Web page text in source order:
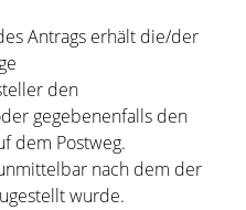
Antrags erhält die/der
den
gegebenenfalls den
dem Postweg.
nach dem der
wurde.